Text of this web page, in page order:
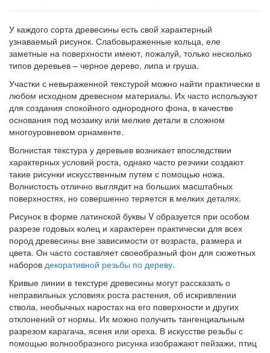
У каждого сорта древесины есть свой характерный
узнаваемый рисунок. Слабовыраженные кольца, еле
заметные на поверхности имеют, пожалуй, только несколько
типов деревьев – черное дерево, липа и груша.
Участки с невыраженной текстурой можно найти практически в
любом исходном древесном материалы. Их часто используют
для создания спокойного однородного фона, в качестве
основания под мозаику или мелкие детали в сложном
многоуровневом орнаменте.
Волнистая текстура у деревьев возникает впоследствии
характерных условий роста, однако часто резчики создают
такие рисунки искусственным путем с помощью ножа.
Волнистость отлично выглядит на больших масштабных
поверхностях, но совершенно теряется в мелких деталях.
Рисунок в форме латинской буквы V образуется при особом
разрезе годовых колец и характерен практически для всех
пород древесины вне зависимости от возраста, размера и
цвета. Он часто составляет своеобразный фон для сюжетных
наборов декоративной резьбы по дереву.
Кривые линии в текстуре древесины могут рассказать о
неправильных условиях роста растения, об искривлении
ствола, необычных наростах на его поверхности и других
отклонений от нормы. Их можно получить тангенциальным
разрезом карагача, ясеня или ореха. В искусстве резьбы с
помощью волнообразного рисунка изображают пейзажи, птиц